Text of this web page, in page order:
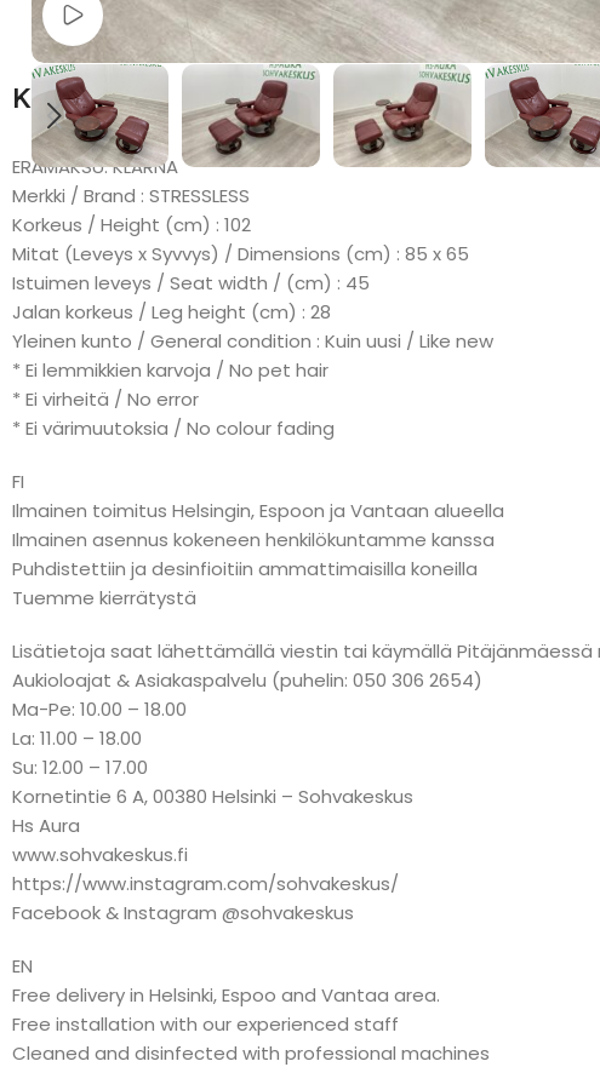
Watch video
Kuvaus
ERÄMAKSU: KLARNA
Merkki / Brand : STRESSLESS
Korkeus / Height (cm) : 102
Mitat (Leveys x Syvvys) / Dimensions (cm) : 85 x 65
Istuimen leveys / Seat width / (cm) : 45
Jalan korkeus / Leg height (cm) : 28
Yleinen kunto / General condition : Kuin uusi / Like new
* Ei lemmikkien karvoja / No pet hair
* Ei virheitä / No error
* Ei värimuutoksia / No colour fading
FI
Ilmainen toimitus Helsingin, Espoon ja Vantaan alueella
Ilmainen asennus kokeneen henkilökuntamme kanssa
Puhdistettiin ja desinfioitiin ammattimaisilla koneilla
Tuemme kierrätystä
Lisätietoja saat lähettämällä viestin tai käymällä Pitäjänmäessä
Aukioloajat & Asiakaspalvelu (puhelin: 050 306 2654)
Ma-Pe: 10.00 – 18.00
La: 11.00 – 18.00
Su: 12.00 – 17.00
Kornetintie 6 A, 00380 Helsinki – Sohvakeskus
Hs Aura
www.sohvakeskus.fi
https://www.instagram.com/sohvakeskus/
Facebook & Instagram @sohvakeskus
EN
Free delivery in Helsinki, Espoo and Vantaa area.
Free installation with our experienced staff
Cleaned and disinfected with professional machines